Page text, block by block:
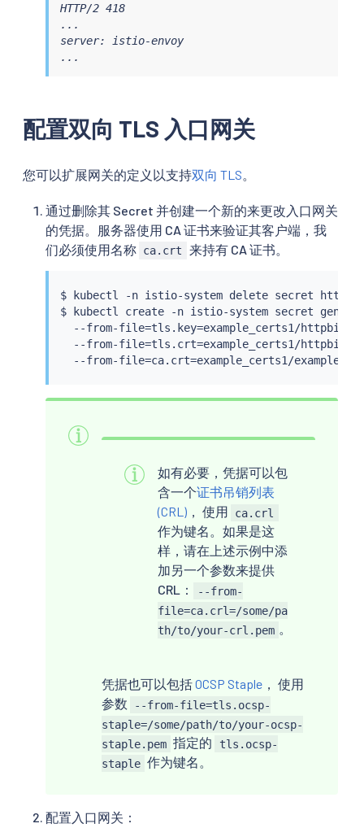
HTTP/2 418
...
server: istio-envoy
...
配置双向 TLS 入口网关
您可以扩展网关的定义以支持双向 TLS。
通过删除其 Secret 并创建一个新的来更改入口网关
的凭据。服务器使用 CA 证书来验证其客户端，我
们必须使用名称 ca.crt 来持有 CA 证书。
$ kubectl
-n istio-system delete secret
$
kubectl
create -n istio-system secret
  --from-file
=tls.key=example_certs1/
  --from-file
=tls.crt=example_certs1/
  --from-file
=ca.crt=
如有必要，凭据可以包
含一个证书吊销列表
(CRL) ， 使用 ca.crl
作为键名。如果是这
样，请在上述示例中添
加另一个参数来提供
CRL：
--from-
file=ca.crl=/some/pa
th/to/your-crl.pem 。
凭据也可以包括OCSP Staple ， 使用
参数
--from-file=tls.ocsp-
staple=/some/path/to/your-ocsp-
staple.pem 指定的
tls.ocsp-
staple 作为键名。
配置入口网关：